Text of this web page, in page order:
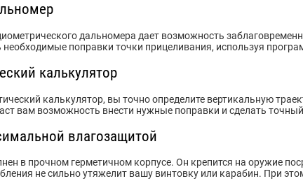
дальномера дает возможность
поправки точки прицеливания, используя
калькулятор
калькулятор, вы точно определите вертикальную
вам возможность внести нужные поправки и сделать
влагозащитой
в прочном герметичном корпусе. Он крепится на оружие
не сильно утяжелит вашу винтовку или карабин. При